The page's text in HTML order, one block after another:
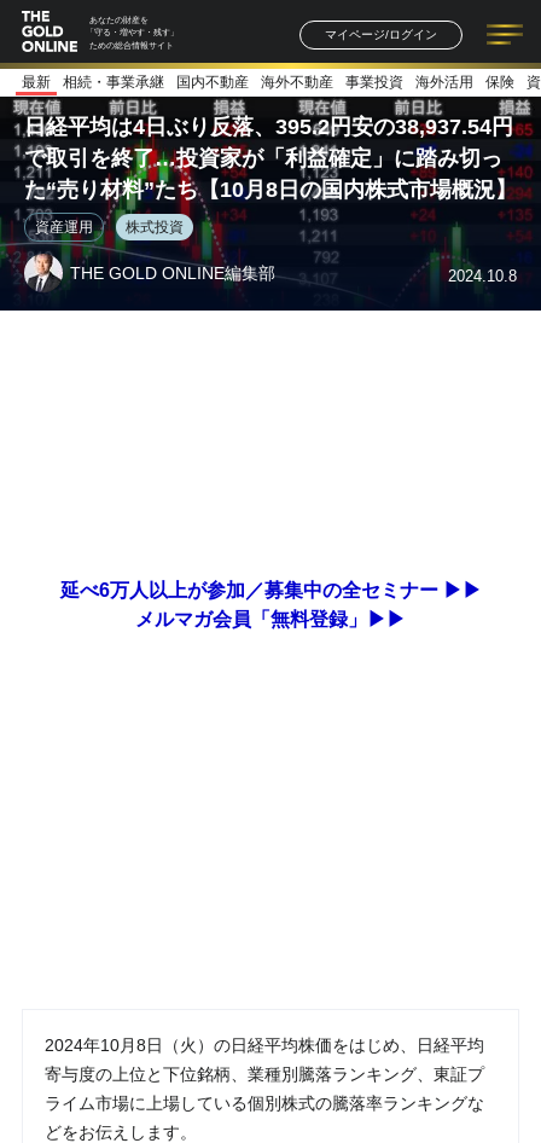
あなたの財産を
「守る・増やす・残す」
ための総合情報サイト
マイページ/ログイン
記事一覧 連載一覧
著者一覧 書籍一覧
最新 相続・事業承継 国内不動産 海外不動産 事業投資 海外活用 保険
日経平均は4日ぶり反落、395.2円安の38,937.54円
で取引を終了…投資家が「利益確定」に踏み切っ
た“売り材料”たち【10月8日の国内株式市場概況】
資産運用 株式投資
THE GOLD ONLINE編集部 2024.10.8
延べ6万人以上が参加／募集中の全セミナー ▶▶
メルマガ会員「無料登録」▶▶
2024年10月8日（火）の日経平均株価をはじめ、日経平均
寄与度の上位と下位銘柄、業種別騰落ランキング、東証プ
ライム市場に上場している個別株式の騰落率ランキングな
どをお伝えします。